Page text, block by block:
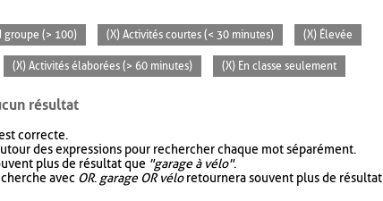
groupe (> 100) (X) Activités courtes (< 30 minutes) (X) Élevée
(X) Activités élaborées (> 60 minutes) (X) En classe seulement
résultat
correcte.
des expressions pour rechercher chaque mot séparément.
plus de résultat que "garage à vélo".
avec OR. garage OR véloretournera souvent plus de résultat